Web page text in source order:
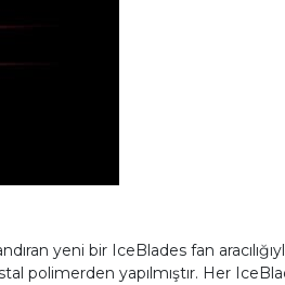
yeni bir IceBlades fan
polimerden yapılmıştır. Her